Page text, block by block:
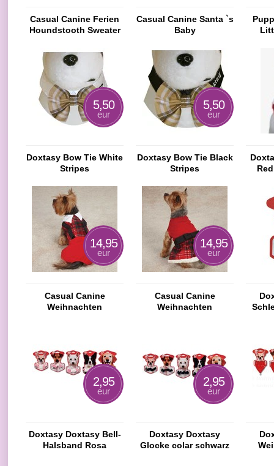
Casual Canine Ferien
Houndstooth Sweater
Casual Canine Santa `s
Baby
5,50
eur
Doxtasy Bow Tie White
Stripes
5,50
eur
Doxtasy Bow Tie Black
Stripes
14,95
eur
Casual Canine
Weihnachten
14,95
eur
Casual Canine
Weihnachten
2,95
eur
Doxtasy Doxtasy Bell-
Halsband Rosa
2,95
eur
Doxtasy Doxtasy
Glocke colar schwarz